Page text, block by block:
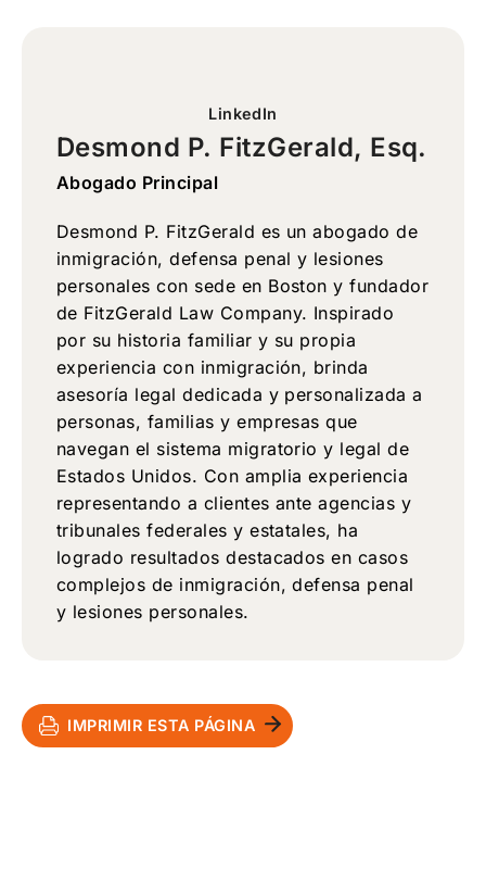
LinkedIn
Desmond P. FitzGerald, Esq.
Abogado Principal
Desmond P. FitzGerald es un abogado de
inmigración, defensa penal y lesiones
personales con sede en Boston y fundador
de FitzGerald Law Company. Inspirado
por su historia familiar y su propia
experiencia con inmigración, brinda
asesoría legal dedicada y personalizada a
personas, familias y empresas que
navegan el sistema migratorio y legal de
Estados Unidos. Con amplia experiencia
representando a clientes ante agencias y
tribunales federales y estatales, ha
logrado resultados destacados en casos
complejos de inmigración, defensa penal
y lesiones personales.
IMPRIMIR ESTA PÁGINA